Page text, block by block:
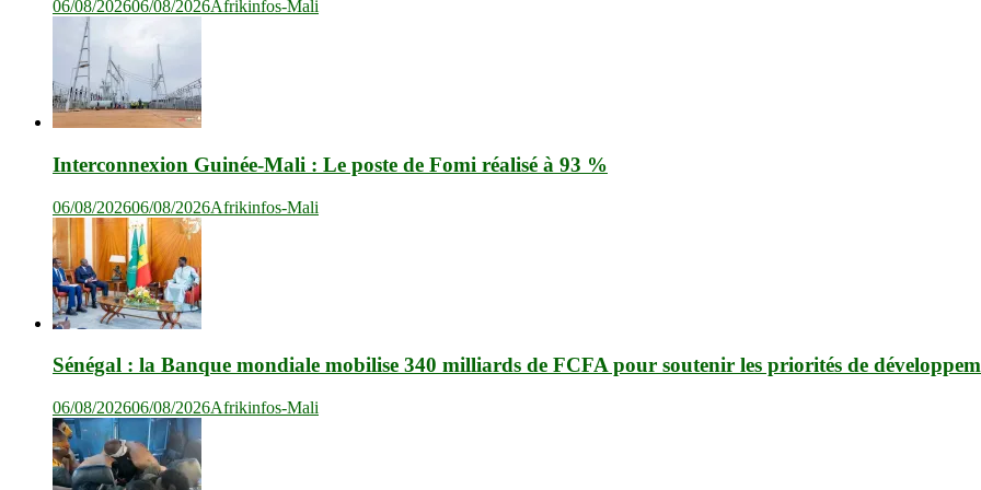
06/08/202606/08/2026Afrikinfos-Mali
Interconnexion Guinée-Mali : Le poste de Fomi réalisé à 93 %
06/08/202606/08/2026Afrikinfos-Mali
Sénégal : la Banque mondiale mobilise 340 milliards de FCFA pour soutenir les priorités de
06/08/202606/08/2026Afrikinfos-Mali